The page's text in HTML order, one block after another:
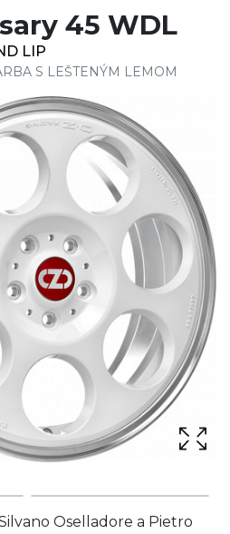
45 WDL
LIP
S LEŠTENÝM LEMOM
Oselladore a Pietro